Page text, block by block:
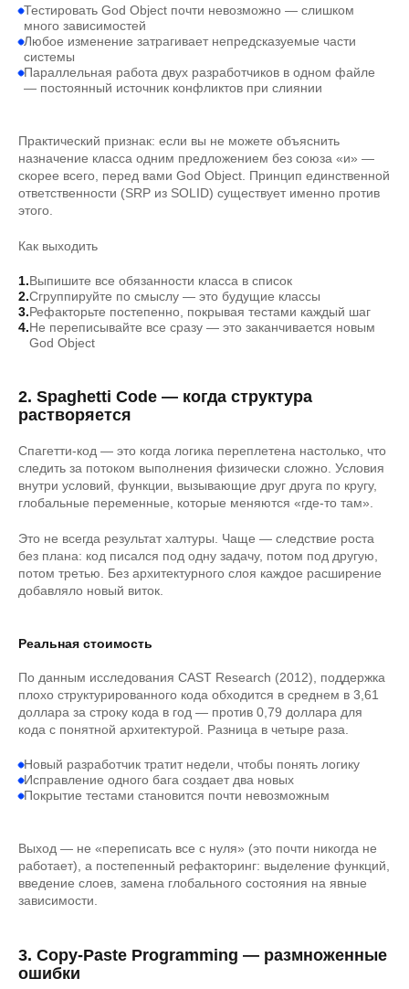
Тестировать God Object почти невозможно — слишком
много зависимостей
Любое изменение затрагивает непредсказуемые части
системы
Параллельная работа двух разработчиков в одном файле
— постоянный источник конфликтов при слиянии
Практический признак: если вы не можете объяснить
назначение класса одним предложением без союза «и» —
скорее всего, перед вами God Object. Принцип единственной
ответственности (SRP из SOLID) существует именно против
этого.
Как выходить
Выпишите все обязанности класса в список
Сгруппируйте по смыслу — это будущие классы
Рефакторьте постепенно, покрывая тестами каждый шаг
Не переписывайте все сразу — это заканчивается новым
God Object
2. Spaghetti Code — когда структура
растворяется
Спагетти-код — это когда логика переплетена настолько, что
следить за потоком выполнения физически сложно. Условия
внутри условий, функции, вызывающие друг друга по кругу,
глобальные переменные, которые меняются «где-то там».
Это не всегда результат халтуры. Чаще — следствие роста
без плана: код писался под одну задачу, потом под другую,
потом третью. Без архитектурного слоя каждое расширение
добавляло новый виток.
Реальная стоимость
По данным исследования CAST Research (2012), поддержка
плохо структурированного кода обходится в среднем в 3,61
доллара за строку кода в год — против 0,79 доллара для
кода с понятной архитектурой. Разница в четыре раза.
Новый разработчик тратит недели, чтобы понять логику
Исправление одного бага создает два новых
Покрытие тестами становится почти невозможным
Выход — не «переписать все с нуля» (это почти никогда не
работает), а постепенный рефакторинг: выделение функций,
введение слоев, замена глобального состояния на явные
зависимости.
3. Copy-Paste Programming — размноженные
ошибки